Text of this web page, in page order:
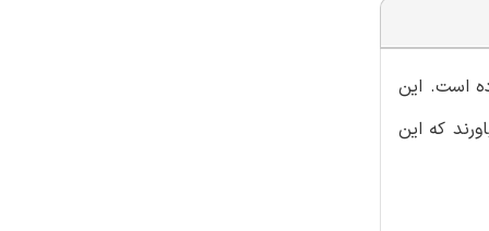
است. این
که این